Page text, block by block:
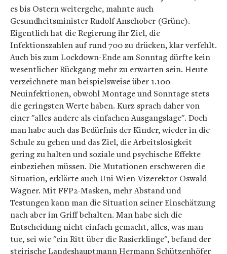
es bis Ostern weitergehe, mahnte auch
Gesundheitsminister Rudolf Anschober (Grüne).
Eigentlich hat die Regierung ihr Ziel, die
Infektionszahlen auf rund 700 zu drücken, klar verfehlt.
Auch bis zum Lockdown-Ende am Sonntag dürfte kein
wesentlicher Rückgang mehr zu erwarten sein. Heute
verzeichnete man beispielsweise über 1.100
Neuinfektionen, obwohl Montage und Sonntage stets
die geringsten Werte haben. Kurz sprach daher von
einer "alles andere als einfachen Ausgangslage". Doch
man habe auch das Bedürfnis der Kinder, wieder in die
Schule zu gehen und das Ziel, die Arbeitslosigkeit
gering zu halten und soziale und psychische Effekte
einbeziehen müssen. Die Mutationen erschweren die
Situation, erklärte auch Uni Wien-Vizerektor Oswald
Wagner. Mit FFP2-Masken, mehr Abstand und
Testungen kann man die Situation seiner Einschätzung
nach aber im Griff behalten. Man habe sich die
Entscheidung nicht einfach gemacht, alles, was man
tue, sei wie "ein Ritt über die Rasierklinge", befand der
steirische Landeshauptmann Hermann Schützenhöfer